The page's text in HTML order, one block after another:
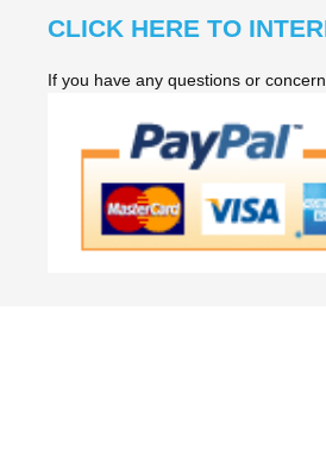
CLICK HERE TO
If you have any questions or